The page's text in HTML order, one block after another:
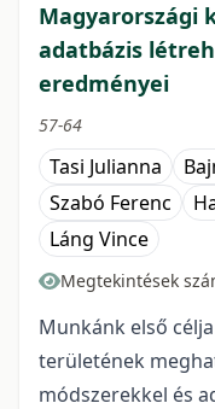
Magyarországi
adatbázis
eredményei
57-64
Tasi Julianna
Szabó Ferenc
Láng Vince
Megtekintések
Munkánk első
területének
módszerekkel és